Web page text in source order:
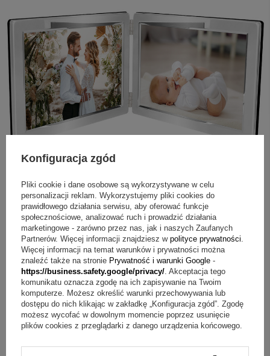
ZOBACZ CO KLIENCI ZAKUPILI
Z TYM TOWAREM
Konfiguracja zgód
Pliki cookie i dane osobowe są wykorzystywane w celu
personalizacji reklam. Wykorzystujemy pliki cookies do
prawidłowego działania serwisu, aby oferować funkcje
społecznościowe, analizować ruch i prowadzić działania
marketingowe - zarówno przez nas, jak i naszych Zaufanych
Partnerów. Więcej informacji znajdziesz w polityce prywatności
Więcej informacji na temat warunków i prywatności można
znaleźć także na stronie Prywatność i warunki Google -
https://business.safety.google/privacy/ . Akceptacja tego
komunikatu oznacza zgodę na ich zapisywanie na Twoim
komputerze. Możesz określić warunki przechowywania lub
dostępu do nich klikając w zakładkę „Konfiguracja zgód”. Zgodę
możesz wycofać w dowolnym momencie poprzez usunięcie
plików cookies z przeglądarki z danego urządzenia końcowego.